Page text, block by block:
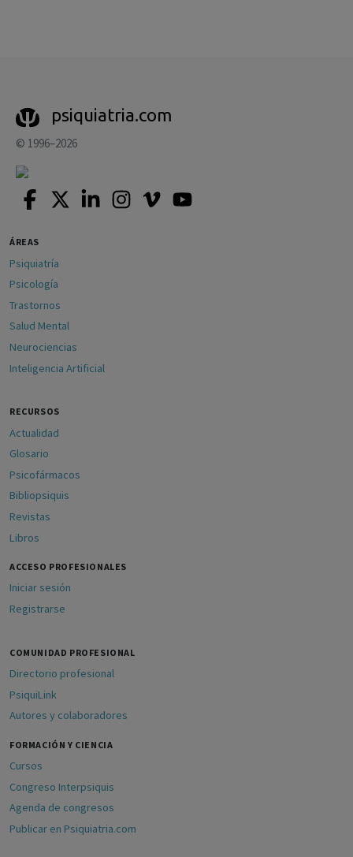
psiquiatria.com
© 1996–2026
ÁREAS
Psiquiatría
Psicología
Trastornos
Salud Mental
Neurociencias
Inteligencia Artificial
RECURSOS
Actualidad
Glosario
Psicofármacos
Bibliopsiquis
Revistas
Libros
ACCESO PROFESIONALES
Iniciar sesión
Registrarse
COMUNIDAD PROFESIONAL
Directorio profesional
PsiquiLink
Autores y colaboradores
FORMACIÓN Y CIENCIA
Cursos
Congreso Interpsiquis
Agenda de congresos
Publicar en Psiquiatria.com